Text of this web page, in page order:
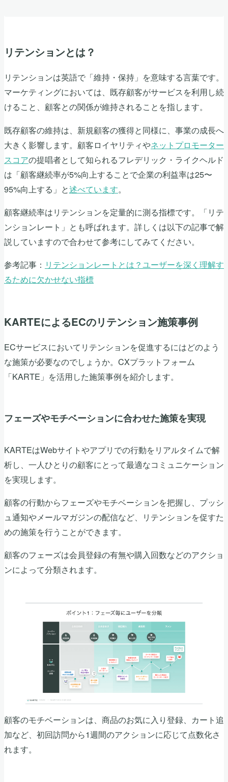
リテンションとは？
リテンションは英語で「維持・保持」を意味する言葉です。
マーケティングにおいては、既存顧客がサービスを利用し続
けること、顧客との関係が維持されることを指します。
既存顧客の維持は、新規顧客の獲得と同様に、事業の成長へ
大きく影響します。顧客ロイヤリティやネットプロモーター
スコアの提唱者として知られるフレデリック・ライクヘルド
は「顧客継続率が5%向上することで企業の利益率は25〜
95%向上する」と述べています。
顧客継続率はリテンションを定量的に測る指標です。「リテ
ンションレート」とも呼ばれます。詳しくは以下の記事で解
説していますので合わせて参考にしてみてください。
参考記事： リテンションレートとは？ユーザーを深く理解す
るために欠かせない指標
KARTEによるECのリテンション施策事例
ECサービスにおいてリテンションを促進するにはどのよう
な施策が必要なのでしょうか。CXプラットフォーム
「KARTE」を活用した施策事例を紹介します。
フェーズやモチベーションに合わせた施策を実現
KARTEはWebサイトやアプリでの行動をリアルタイムで解
析し、一人ひとりの顧客にとって最適なコミュニケーション
を実現します。
顧客の行動からフェーズやモチベーションを把握し、プッシ
ュ通知やメールマガジンの配信など、リテンションを促すた
めの施策を行うことができます。
顧客のフェーズは会員登録の有無や購入回数などのアクショ
ンによって分類されます。
顧客のモチベーションは、商品のお気に入り登録、カート追
加など、初回訪問から1週間のアクションに応じて点数化さ
れます。